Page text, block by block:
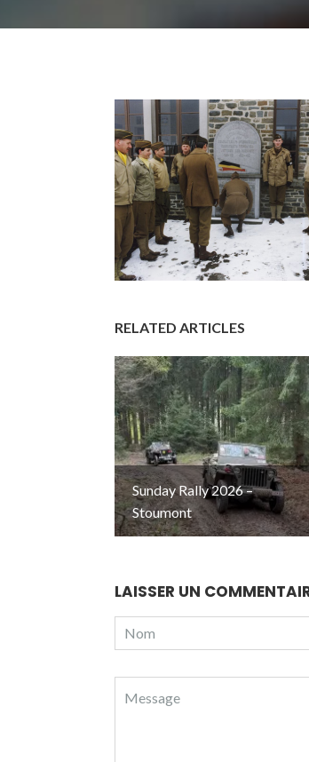
RELATED ARTICLES
Sunday Rally 2026 –
Stoumont
LAISSER UN